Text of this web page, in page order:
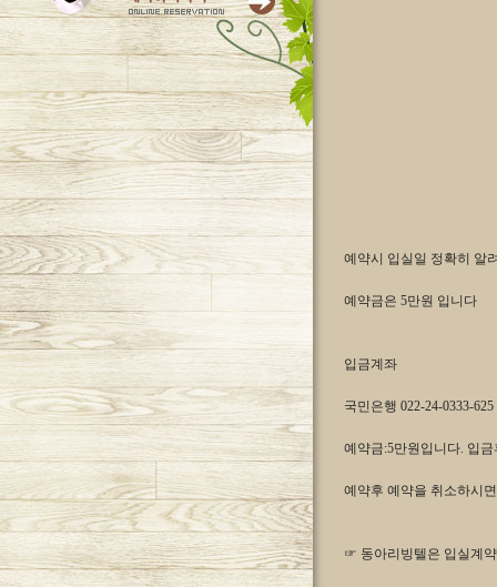
예약시 입실일 정확히 알
예약금은 5만원 입니다
입금계좌
국민은행 022-24-0333-
예약금:5만원입니다. 입
예약후 예약을 취소하시
☞ 동아리빙텔은 입실계